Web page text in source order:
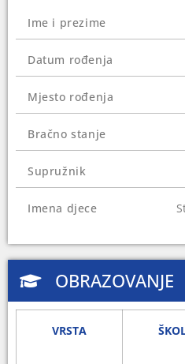
četverogodišnjem
fakultetu u Istočnom
Hercegovine za zaštitu
Ime i prezime
Datum rođenja
Mjesto rođenja
Bračno stanje
Supružnik
Imena djece
OBRAZOVANJE
VRSTA